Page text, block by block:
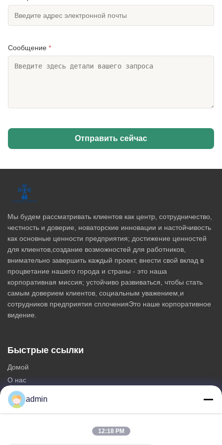
Сообщение *
Отправить сейчас
Мы будем рассматривать клиентов как центр, сотрудничество,
честность и доверие, новаторские инновации и настойчивость
как основные ценности предприятия; достижение ценностей
для клиентов,создание возможностей для работников,
внимательно завершить каждый проект, внести свой вклад в
процветание нашего города и страны - это наша
корпоративная миссия; устойчиво развиваться, чтобы стать
самым доверием клиентов, социальным уважением,и
сотрудников предприятия сплоченияЭто наше корпоративное
видение.
Быстрые ссылки
Домой
О нас
продукты
Свяжитесь с нами
admin
12:18 PM